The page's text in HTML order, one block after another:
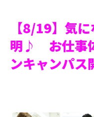
【8/19】気
明♪ お仕事
ンキャンパス